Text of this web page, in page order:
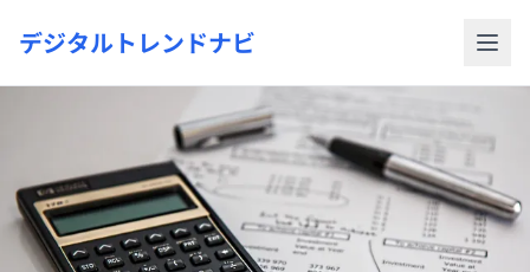
デジタルトレンドナビ